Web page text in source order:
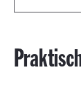
regisseur